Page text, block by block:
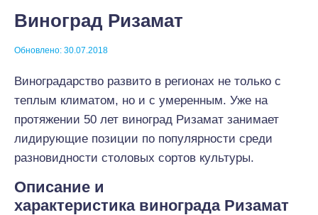
Виноград Ризамат
Обновлено: 30.07.2018
Виноградарство развито в регионах не только с
теплым климатом, но и с умеренным. Уже на
протяжении 50 лет виноград Ризамат занимает
лидирующие позиции по популярности среди
разновидности столовых сортов культуры.
Описание и
характеристика винограда Ризамат